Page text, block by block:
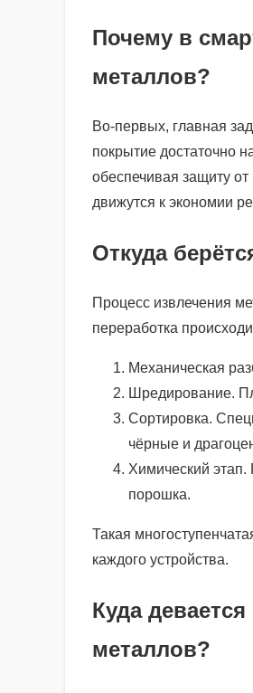
Почему в
металлов?
Во-первых, главная
покрытие достаточно
обеспечивая защиту
движутся к экономии
Откуда
Процесс извлечения
переработка
Механическая
Шредирование.
Сортировка.
чёрные и
Химический
порошка.
Такая
каждого устройства.
Куда
металлов?